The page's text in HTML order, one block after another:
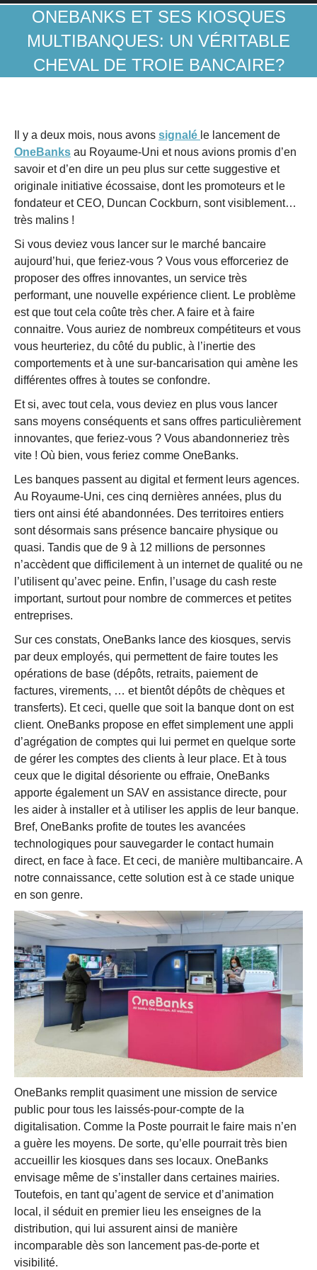
ONEBANKS ET SES KIOSQUES
MULTIBANQUES: UN VÉRITABLE
CHEVAL DE TROIE BANCAIRE?
Il y a deux mois, nous avons signalé le lancement de
OneBanks au Royaume-Uni et nous avions promis d’en
savoir et d’en dire un peu plus sur cette suggestive et
originale initiative écossaise, dont les promoteurs et le
fondateur et CEO, Duncan Cockburn, sont visiblement…
très malins !
Si vous deviez vous lancer sur le marché bancaire
aujourd’hui, que feriez-vous ? Vous vous efforceriez de
proposer des offres innovantes, un service très
performant, une nouvelle expérience client. Le problème
est que tout cela coûte très cher. A faire et à faire
connaitre. Vous auriez de nombreux compétiteurs et vous
vous heurteriez, du côté du public, à l’inertie des
comportements et à une sur-bancarisation qui amène les
différentes offres à toutes se confondre.
Et si, avec tout cela, vous deviez en plus vous lancer
sans moyens conséquents et sans offres particulièrement
innovantes, que feriez-vous ? Vous abandonneriez très
vite ! Où bien, vous feriez comme OneBanks.
Les banques passent au digital et ferment leurs agences.
Au Royaume-Uni, ces cinq dernières années, plus du
tiers ont ainsi été abandonnées. Des territoires entiers
sont désormais sans présence bancaire physique ou
quasi. Tandis que de 9 à 12 millions de personnes
n’accèdent que difficilement à un internet de qualité ou ne
l’utilisent qu’avec peine. Enfin, l’usage du cash reste
important, surtout pour nombre de commerces et petites
entreprises.
Sur ces constats, OneBanks lance des kiosques, servis
par deux employés, qui permettent de faire toutes les
opérations de base (dépôts, retraits, paiement de
factures, virements, … et bientôt dépôts de chèques et
transferts). Et ceci, quelle que soit la banque dont on est
client. OneBanks propose en effet simplement une appli
d’agrégation de comptes qui lui permet en quelque sorte
de gérer les comptes des clients à leur place. Et à tous
ceux que le digital désoriente ou effraie, OneBanks
apporte également un SAV en assistance directe, pour
les aider à installer et à utiliser les applis de leur banque.
Bref, OneBanks profite de toutes les avancées
technologiques pour sauvegarder le contact humain
direct, en face à face. Et ceci, de manière multibancaire. A
notre connaissance, cette solution est à ce stade unique
en son genre.
OneBanks remplit quasiment une mission de service
public pour tous les laissés-pour-compte de la
digitalisation. Comme la Poste pourrait le faire mais n’en
a guère les moyens. De sorte, qu’elle pourrait très bien
accueillir les kiosques dans ses locaux. OneBanks
envisage même de s’installer dans certaines mairies.
Toutefois, en tant qu’agent de service et d’animation
local, il séduit en premier lieu les enseignes de la
distribution, qui lui assurent ainsi de manière
incomparable dès son lancement pas-de-porte et
visibilité.